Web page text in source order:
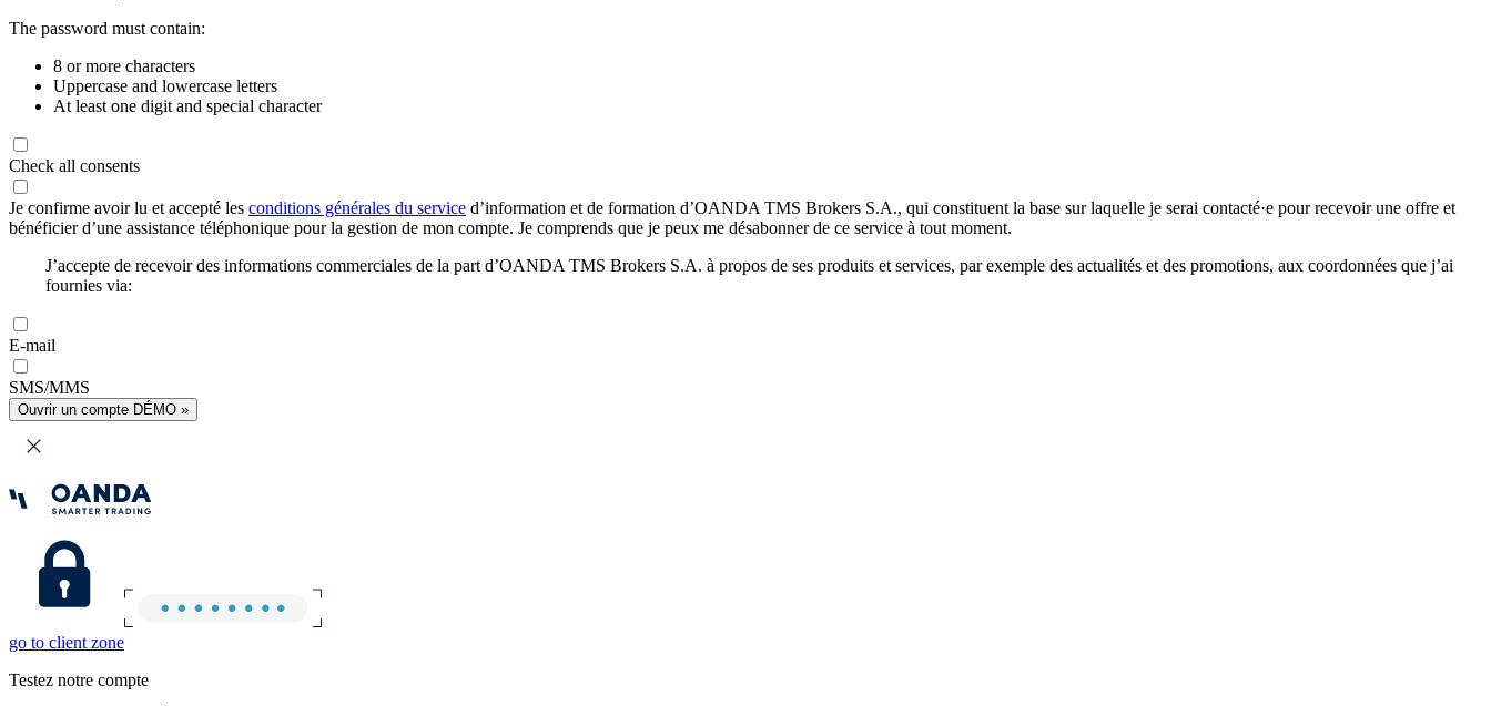
The password must contain:
8 or more characters
Uppercase and lowercase letters
At least one digit and special character
Check all consents
Je confirme avoir lu et accepté les conditions générales du service d’information et de formation d’OANDA TMS Brokers S.A., qui constituent la base sur laquelle je serai contacté·e pour recevoir une offre et
bénéficier d’une assistance téléphonique pour la gestion de mon compte. Je comprends que je peux me désabonner de ce service à tout moment.
J’accepte de recevoir des informations commerciales de la part d’OANDA TMS Brokers S.A. à propos de ses produits et services, par exemple des actualités et des promotions, aux coordonnées que j’ai
fournies via:
E-mail
SMS/MMS
Ouvrir un compte DÉMO »
go to client zone
Testez notre compte